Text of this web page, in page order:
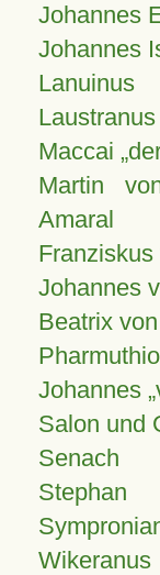
Johannes
Johannes
Lanuinus
Laustranus
Maccai
Martin
Amaral
Johannes
Beatrix
Johannes
Salon und
Senach
Stephan
Wikeranus